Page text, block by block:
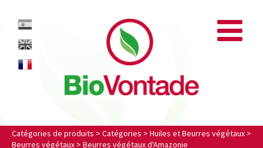
Biovontade
ES
EN
FR
Catégories de produits > Catégories > Huiles et Beurres végétaux >
Beurres végétaux > Beurres végétaux d'Amazonie